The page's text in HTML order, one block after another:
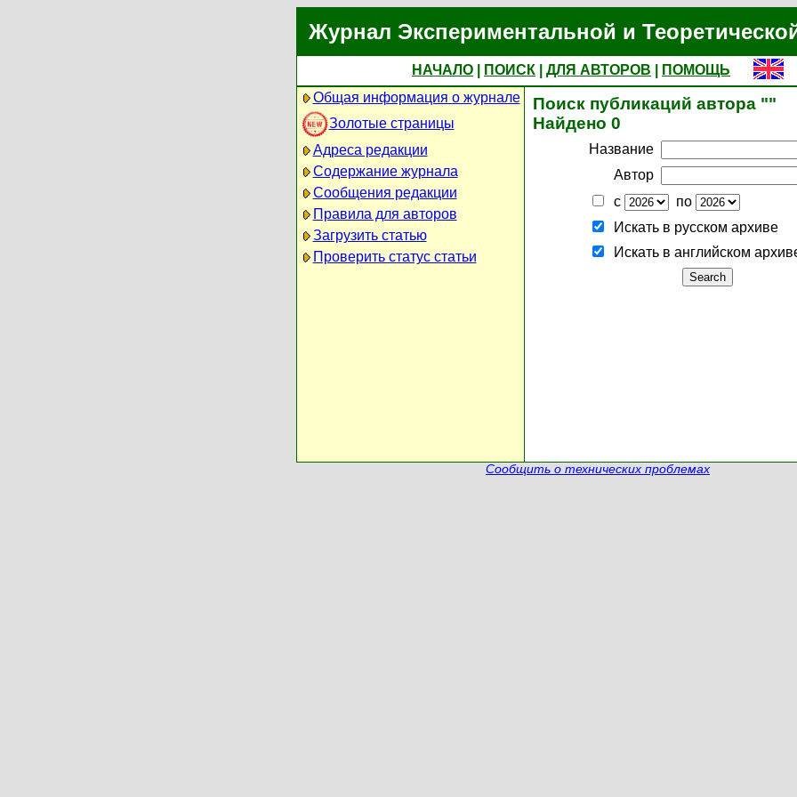
Журнал Экспериментальной и
НАЧАЛО ПОИСК ДЛЯ АВТОРОВ
ПОМОЩЬ
Общая информация о журнале
Золотые страницы
Адреса редакции
Содержание журнала
Сообщения редакции
Правила для авторов
Загрузить статью
Проверить статус статьи
Поиск публикаций автора ""
Найдено 0
Название
Автор
с
по
Искать в русском архиве
Искать в английском
Сообщить о технических проблемах